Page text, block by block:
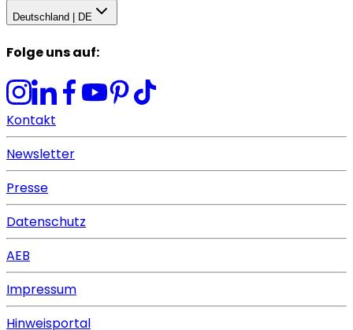
Deutschland | DE
Folge uns auf:
Kontakt
Newsletter
Presse
Datenschutz
AEB
Impressum
Hinweisportal